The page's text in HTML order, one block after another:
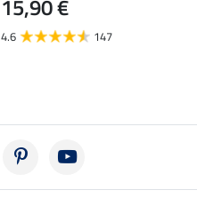
15,90 €
4.6 147